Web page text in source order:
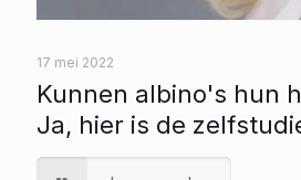
17 mei 2022
Kunnen albino's hun
Ja, hier is de